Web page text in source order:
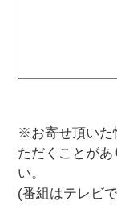
※お寄せ頂いた
ただくことが
い。
(番組はテレビ